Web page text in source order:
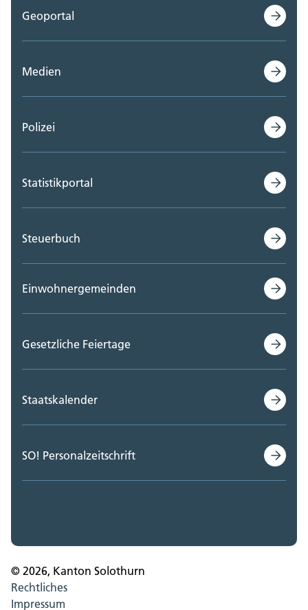
Geoportal
Medien
Polizei
Statistikportal
Steuerbuch
Einwohnergemeinden
Gesetzliche Feiertage
Staatskalender
SO! Personalzeitschrift
© 2026, Kanton Solothurn
Rechtliches
Impressum